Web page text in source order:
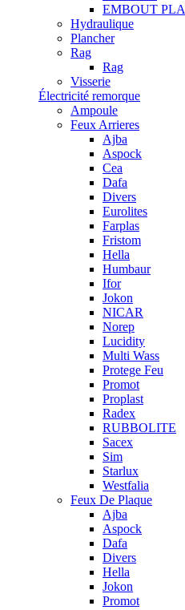
EMBOUT
Hydraulique
Plancher
Rag
Rag
Visserie
Électricité remorque
Ampoule
Feux Arrieres
Ajba
Aspock
Cea
Dafa
Divers
Eurolites
Farplas
Fristom
Hella
Humbaur
Ifor
Jokon
NICAR
Norep
Lucidity
Multi Wass
Protege Feu
Promot
Proplast
Radex
RUBBOLITE
Sacex
Sim
Starlux
Westfalia
Feux De Plaque
Ajba
Aspock
Dafa
Divers
Hella
Jokon
Promot